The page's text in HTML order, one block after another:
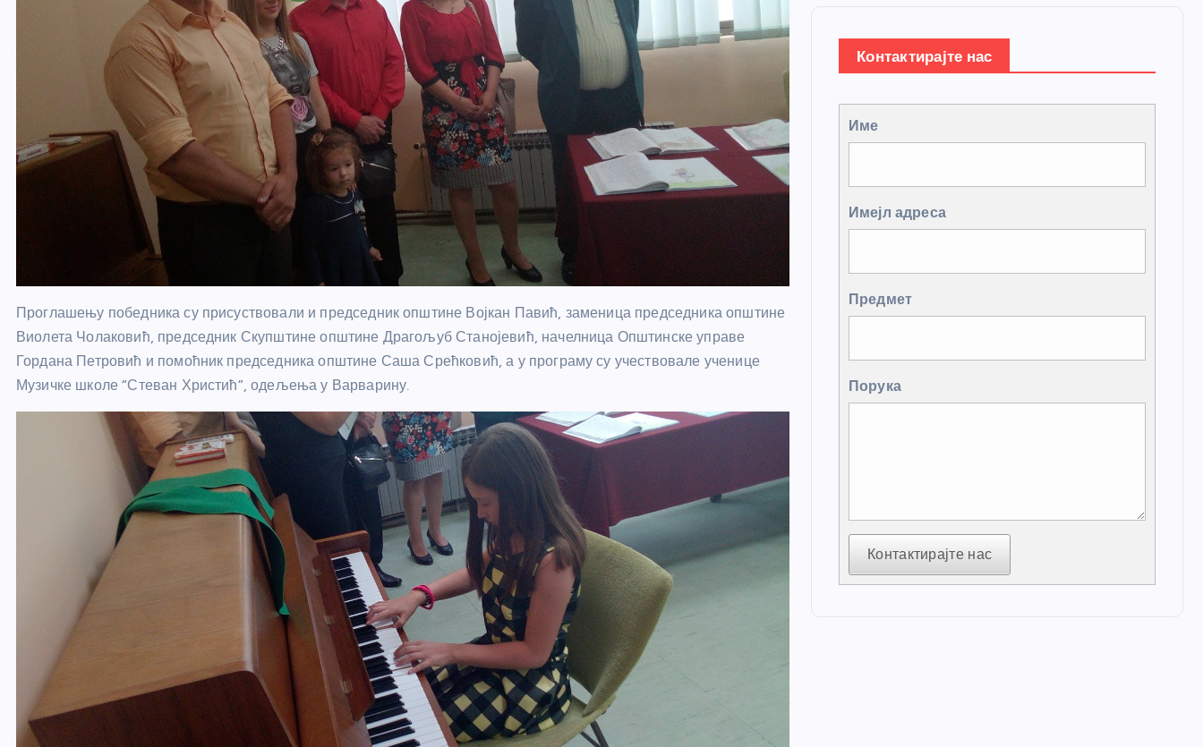
Проглашењу победника су присуствовали и председник општине Војкан Павић, заменица председника општине
Виолета Чолаковић, председник Скупштине општине Драгољуб Станојевић, начелница Општинске управе
Гордана Петровић и помоћник председника општине Саша Срећковић, а у програму су учествовале ученице
Музичке школе “Стеван Христић”, одељења у Варварину.
Контактирајте нас
Име
Имејл адреса
Предмет
Порука
Контактирајте нас